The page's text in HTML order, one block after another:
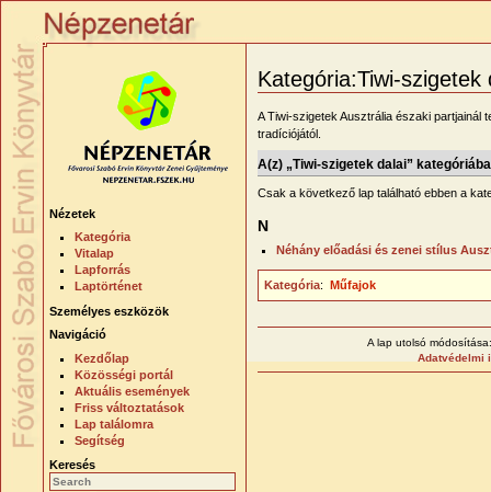
Kategória:Tiwi-szigetek
A Tiwi-szigetek Ausztrália északi partjainál
tradíciójától.
A(z) „Tiwi-szigetek dalai”
Csak a következő lap található ebben a
N
Néhány előadási és zenei stílus
Kategória: Műfajok
Nézetek
Kategória
Vitalap
Lapforrás
Laptörténet
Személyes eszközök
Navigáció
Kezdőlap
Közösségi portál
Aktuális események
Friss változtatások
Lap találomra
Segítség
Keresés
A lap utolsó
Adatvédelmi